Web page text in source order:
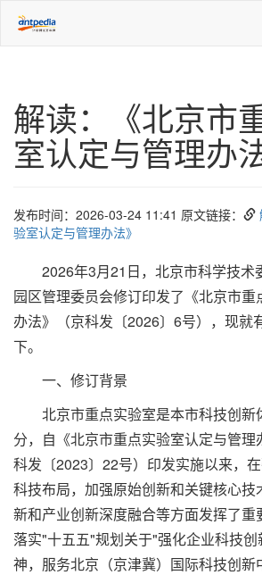
解读：《北京市
室认定与管理办
发布时间：2026-03-24 11:41 原文链接：
验室认定与管理办法》
2026年3月21日，北京市科学技术
园区管理委员会修订印发了《北京市重
办法》（京科发〔2026〕6号），现就
下。
一、修订背景
北京市重点实验室是本市科技创新
分，自《北京市重点实验室认定与管理
科发〔2023〕22号）印发实施以来，
科技布局，加强原始创新和关键核心技
新和产业创新深度融合等方面发挥了重
落实"十五五"规划关于"强化企业科技
神，服务北京（京津冀）国际科技创新